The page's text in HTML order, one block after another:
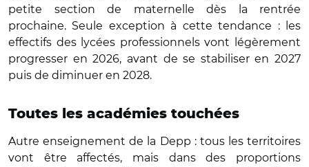
petite section de maternelle dès la rentrée
prochaine. Seule exception à cette tendance : les
effectifs des lycées professionnels vont légèrement
progresser en 2026, avant de se stabiliser en 2027
puis de diminuer en 2028.
Toutes les académies touchées
Autre enseignement de la Depp : tous les territoires
vont être affectés, mais dans des proportions